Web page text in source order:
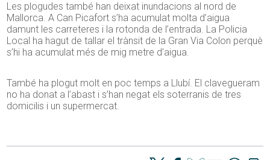
Les plogudes també han deixat inundacions al nord de
Mallorca. A Can Picafort s’ha acumulat molta d’aigua
damunt les carreteres i la rotonda de l’entrada. La Policia
Local ha hagut de tallar el trànsit de la Gran Via Colon perquè
s’hi ha acumulat més de mig metre d’aigua.
També ha plogut molt en poc temps a Llubí. El clavegueram
no ha donat a l’abast i s’han negat els soterranis de tres
domicilis i un supermercat.